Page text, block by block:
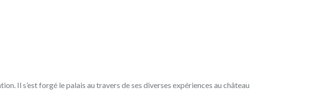
Il s’est forgé le palais au travers de ses diverses expériences au château